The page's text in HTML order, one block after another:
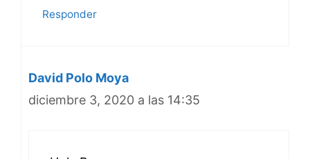
Responder
David Polo Moya
diciembre 3, 2020 a las 14:35